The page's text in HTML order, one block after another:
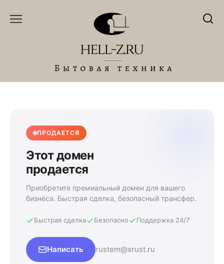
ПРОДАЕТСЯ
Этот домен
продается
Приобретите премиальный домен для вашего
бизнеса. Быстрая сделка, безопасный трансфер.
Быстрая сделка Безопасно Поддержка 24/7
Написать rustem@xrust.ru